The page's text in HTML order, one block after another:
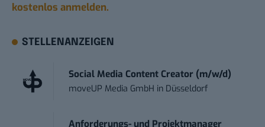
kostenlos anmelden.
STELLENANZEIGEN
Social Media Content Creator (m/w/d)
moveUP Media GmbH in Düsseldorf
Anforderungs- und Projektmanager